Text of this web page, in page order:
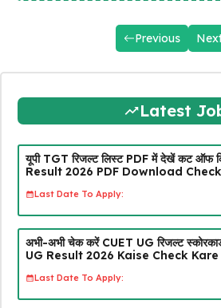
Previous
Latest
यूपी TGT रिजल्ट लिस्ट PDF में देखें कट ऑफ
Result 2026 PDF Download
Last Date To Apply:
अभी-अभी चेक करें CUET UG रिजल्ट
UG Result 2026 Kaise Check
Last Date To Apply: